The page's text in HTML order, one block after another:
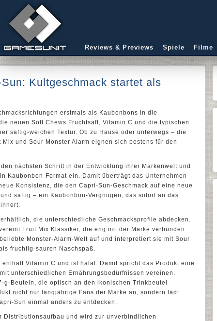
Reviews & Previews Spiele Filme
Kultgeschmack startet als
erstmals als Kaubonbons in die
neuen Soft Chews Fruchtsaft, Vitamin C und die typischen
saftig-weichen Textur. Ob zu Hause oder unterwegs – die
und Sour Monster Alarm eignen sich bestens für den
nächsten Schritt in der Entwicklung ihrer Markenwelt und
Kaubonbon-Format ein. Damit überträgt das Unternehmen
Konsistenz, die den Capri-Sun-Geschmack auf eine neue
saftig – ein Kaubonbon-Vergnügen, das sofort an das
die unterschiedliche Geschmacksprofile abdecken.
Fruit Mix Klassiker, die eng mit der Marke verbunden
Monster-Alarm-Welt auf und interpretiert sie mit Sour
fruchtig-sauren Naschspaß.
Vitamin C und ist halal. Damit spricht das Produkt eine
unterschiedlichen Ernährungsbedürfnissen vereinen.
g-Beuteln, die optisch an den ikonischen Trinkbeutel
nicht nur langjährige Fans der Marke an, sondern lädt
Sun einmal anders zu entdecken.
Distributionsaufbau und wird zur unverbindlichen